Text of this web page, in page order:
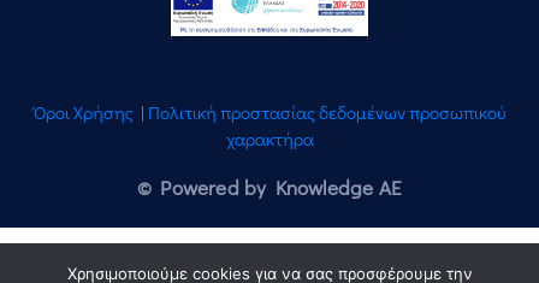
Όροι Χρήσης | Πολιτική προστασίας δεδομένων προσωπικού
χαρακτήρα
© Powered by Knowledge AE
Χρησιμοποιούμε cookies για να σας προσφέρουμε την